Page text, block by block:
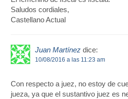
Saludos cordiales,
Castellano Actual
Juan Martínez dice:
10/08/2016 a las 11:23 am
Con respecto a juez, no estoy de
jueza, ya que el sustantivo juez es